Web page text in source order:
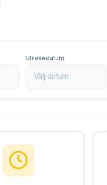
Utresedatum